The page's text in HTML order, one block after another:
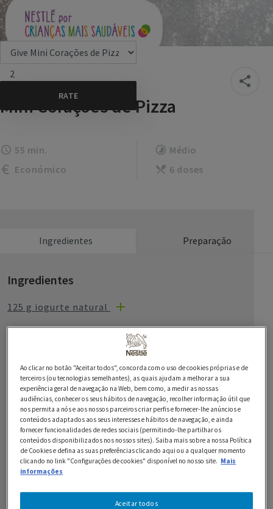
2
Mini Corações de Pizza
55 min.
Médio
Económico
6 doses
Ingredientes Preparação
Ingredientes
125 g iogurte natural
250 g de farinha de trigo
1 colher de sobremesa de fermento em pó
400 g de tomates maduros
100 g cebolas médias
2 dentes de alho
2 colheres de sopa de azeite
150 g de hortícolas variados (ex.: pimento, curgete,
espinafres)
Ao clicar no botão "Aceitar todos", concorda com o uso de cookies próprias e de
terceiros (ou tecnologias semelhantes), as quais ajudam a melhorar a sua
experiência geral de navegação na Web, bem como, a medir as nossas
audiências, conhecer os seus hábitos de navegação, recolher informação útil que
nos permita a nós e aos nossos parceiros criar perfis e fornecer-lhe anúncios e
conteúdos adaptados aos seus interesses e hábitos de navegação, e ainda
fornecer funcionalidades de redes sociais (permitindo-lhe partilhar os
conteúdos disponibilizados nos nossos sites). Saiba mais sobre a nossa Política
de Cookies e defina as suas preferências clicando aqui ou a qualquer momento
clicando no link "Configurações de cookies" disponível no nosso site. Mais
informações
Aceitar todos